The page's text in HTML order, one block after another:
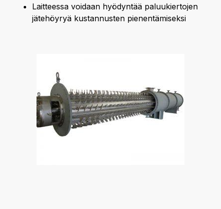
Laitteessa voidaan hyödyntää paluukiertojen
jätehöyryä kustannusten pienentämiseksi